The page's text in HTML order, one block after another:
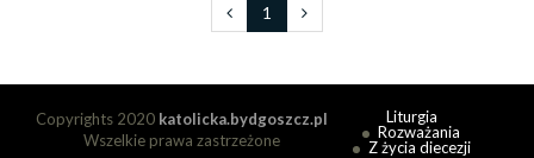
1
Copyrights 2020 katolicka.bydgoszcz.pl
Wszelkie prawa zastrzeżone
Liturgia
Rozważania
Z życia diecezji